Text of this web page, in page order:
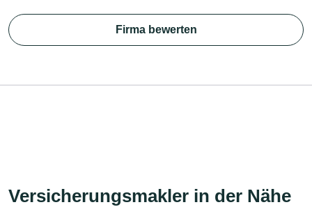
Firma bewerten
Versicherungsmakler in der Nähe